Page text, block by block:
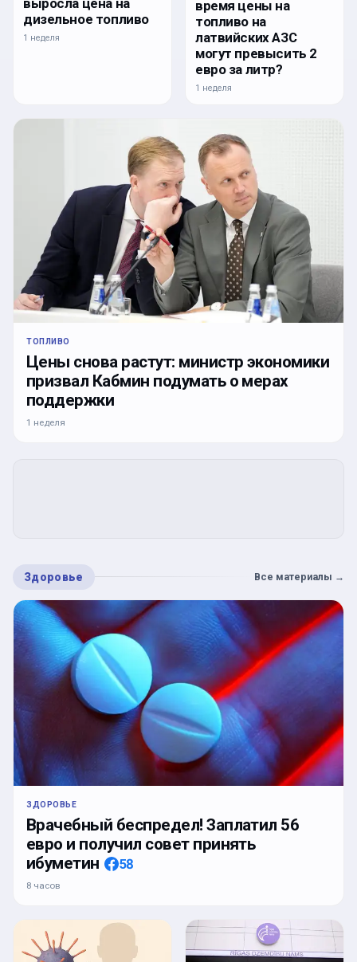
дизельное топливо
1 неделя
время цены на
топливо на
латвийских АЗС
могут превысить 2
евро за литр?
1 неделя
ТОПЛИВО
Цены снова растут: министр экономики
призвал Кабмин подумать о мерах
поддержки
1 неделя
Здоровье Все материалы →
ЗДОРОВЬЕ
Врачебный беспредел! Заплатил 56
евро и получил совет принять
ибуметин
58
8 часов